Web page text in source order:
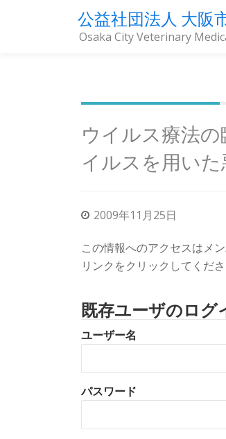
公益社団法人 大阪
Osaka City Veterinary
ウイルス療法
イルスを用いた
2009年11月25日
この情報へのアクセスはメ
リンクをクリックしてくださ
既存ユーザのログ
ユーザー名
パスワード